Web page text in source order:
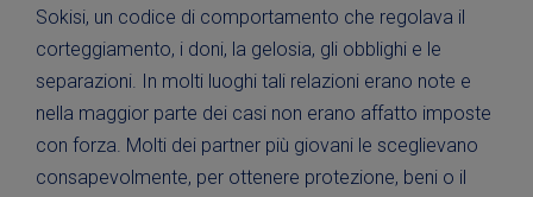
Sokisi, un codice di comportamento che regolava il
corteggiamento, i doni, la gelosia, gli obblighi e le
separazioni. In molti luoghi tali relazioni erano note e
nella maggior parte dei casi non erano affatto imposte
con forza. Molti dei partner più giovani le sceglievano
consapevolmente, per ottenere protezione, beni o il